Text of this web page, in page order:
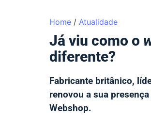
Home / Atualidade
Já viu como o
diferente?
Fabricante britânico,
renovou a sua
Webshop.